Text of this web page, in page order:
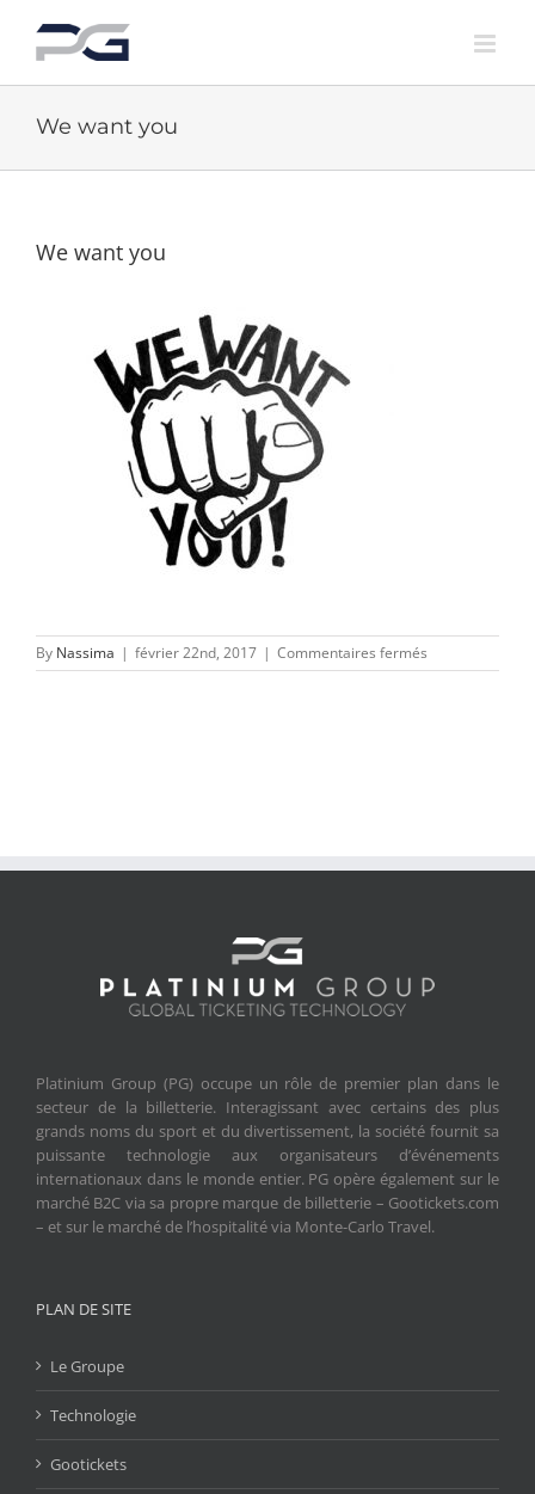
content
We want you
We want you
By Nassima | février 22nd, 2017 | Commentaires fermés
We
Platinium Group (PG) occupe un rôle de premier plan dans le
secteur de la billetterie. Interagissant avec certains des plus
grands noms du sport et du divertissement, la société fournit sa
puissante technologie aux organisateurs d’événements
internationaux dans le monde entier. PG opère également sur le
marché B2C via sa propre marque de billetterie – Gootickets.com
– et sur le marché de l’hospitalité via Monte-Carlo Travel.
PLAN DE SITE
Le Groupe
Technologie
Gootickets